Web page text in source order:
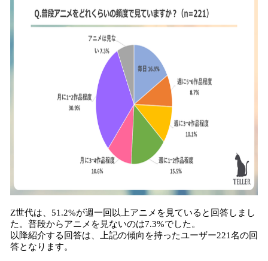
Z世代は、51.2%が週一回以上アニメを見ていると回答しまし
た。普段からアニメを見ないのは7.3%でした。
以降紹介する回答は、上記の傾向を持ったユーザー221名の回
答となります。